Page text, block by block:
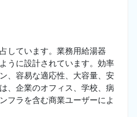
しています。業務用給湯器
うに設計されています。効率
、容易な適応性、大容量、安
、企業のオフィス、学校、病
フラを含む商業ユーザーによ